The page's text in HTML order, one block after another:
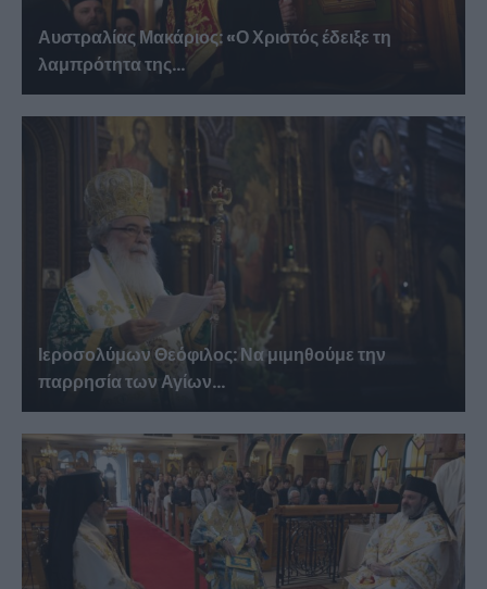
Αυστραλίας Μακάριος: «Ο Χριστός έδειξε τη
λαμπρότητα της...
Ιεροσολύμων Θεόφιλος: Να μιμηθούμε την
παρρησία των Αγίων...